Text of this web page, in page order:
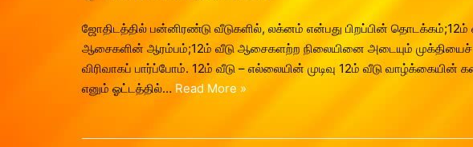
ஜோதிடத்தில் பன்னிரண்டு வீடுகளில், லக்னம் என்பது பிறப்பின் தொடக்கம்;12ம்
ஆசைகளின் ஆரம்பம்;12ம் வீடு ஆசைகளற்ற நிலையினை அடையும் முக்தியைச்
விரிவாகப் பார்ப்போம். 12ம் வீடு – எல்லையின் முடிவு 12ம் வீடு வாழ்க்கையின்
எனும் ஓட்டத்தில்… Read More »